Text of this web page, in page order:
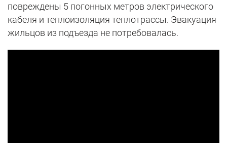
повреждены 5 погонных метров электрического
кабеля и теплоизоляция теплотрассы. Эвакуация
жильцов из подъезда не потребовалась.